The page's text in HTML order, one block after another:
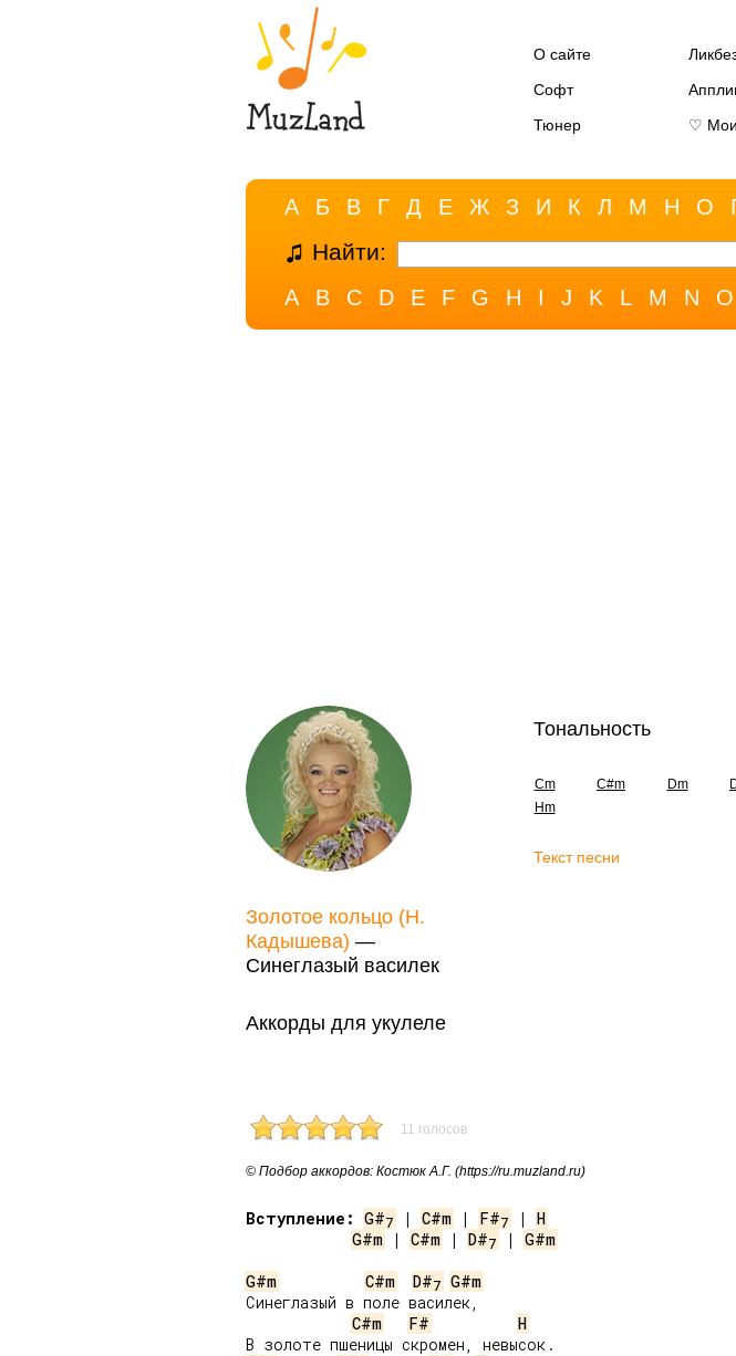
О сайте
Софт
Тюнер
♡ Мои
А Б В Г Д Е Ж З И К Л М Н О
Найти:
A B C D E F G H I J K L M N O
Золотое кольцо (Н.
Кадышева) —
Синеглазый василек
Тональность
Cm C#m Dm
Hm
Текст песни
Аккорды для укулеле
11 голосов
© Подбор аккордов: Костюк А.Г. (https://ru.muzland.ru)
Вступление: G#7 | C#m | F#7 | H
G#m | C#m | D#7 | G#m
G#m
C#m D#7 G#m
Синеглазый в поле василек,
C#m
F#
H